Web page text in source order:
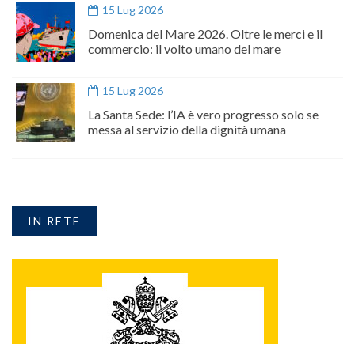
15 Lug 2026
Domenica del Mare 2026. Oltre le merci e il
commercio: il volto umano del mare
15 Lug 2026
La Santa Sede: l’IA è vero progresso solo se
messa al servizio della dignità umana
IN RETE